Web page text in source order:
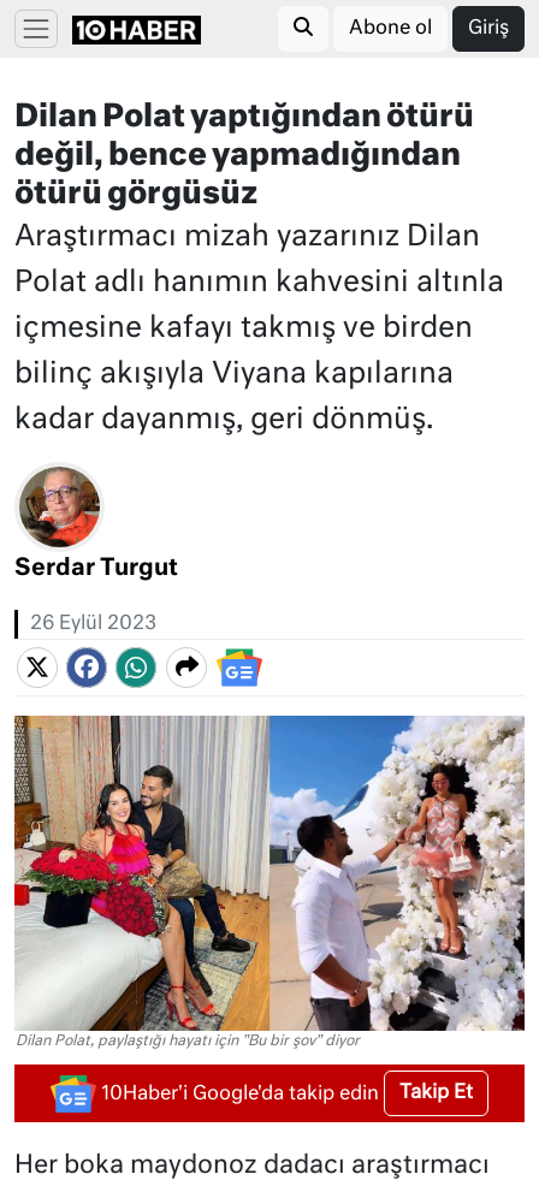
Abone ol Giriş
Dilan Polat yaptığından ötürü
değil, bence yapmadığından
ötürü görgüsüz
Araştırmacı mizah yazarınız Dilan
Polat adlı hanımın kahvesini altınla
içmesine kafayı takmış ve birden
bilinç akışıyla Viyana kapılarına
kadar dayanmış, geri dönmüş.
Serdar Turgut
26 Eylül 2023
Dilan Polat, paylaştığı hayatı için "Bu bir şov" diyor
10Haber'i Google'da takip edin Takip Et
Her boka maydonoz dadacı araştırmacı